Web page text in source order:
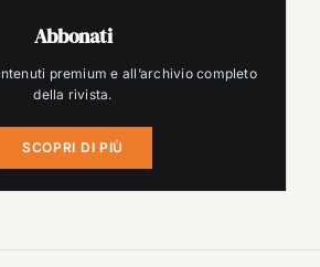
Abbonati
premium e all’archivio completo
della rivista.
SCOPRI DI PIÙ